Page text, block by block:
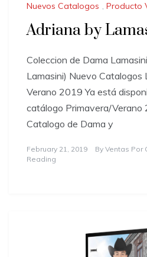
Nuevos Catalogos , Producto
Adriana by
Coleccion de Dama
Lamasini) Nuevo Catalogos
Verano 2019 Ya está
catálogo Primavera/Verano
Catalogo de Dama y
February 21, 2019 By Ventas Por
Reading